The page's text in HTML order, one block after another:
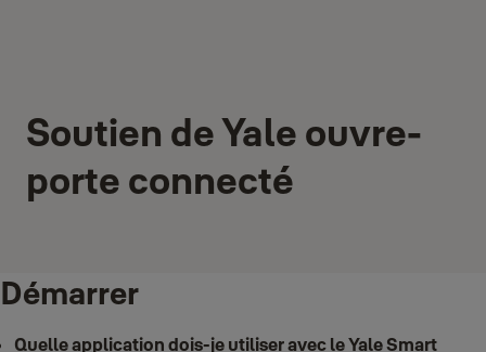
Soutien de Yale ouvre-
porte connecté
Démarrer
Quelle application dois‑je utiliser avec le Yale Smart